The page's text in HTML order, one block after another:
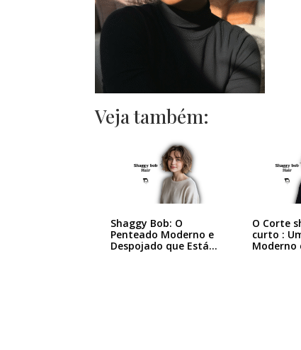
Veja também:
Shaggy Bob: O
Penteado Moderno e
Despojado que Está…
O Corte
curto :
Moderno